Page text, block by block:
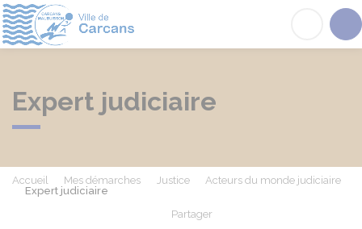
Expert judiciaire
Accueil Mes démarches Justice
Acteurs du monde judiciaire
Expert judiciaire
Partager